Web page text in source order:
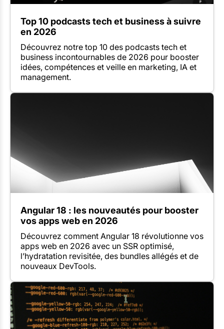
Top 10 podcasts tech et business à suivre
en 2026
Découvrez notre top 10 des podcasts tech et
business incontournables de 2026 pour booster
idées, compétences et veille en marketing, IA et
management.
Angular 18 : les nouveautés pour booster
vos apps web en 2026
Découvrez comment Angular 18 révolutionne vos
apps web en 2026 avec un SSR optimisé,
l’hydratation revisitée, des bundles allégés et de
nouveaux DevTools.